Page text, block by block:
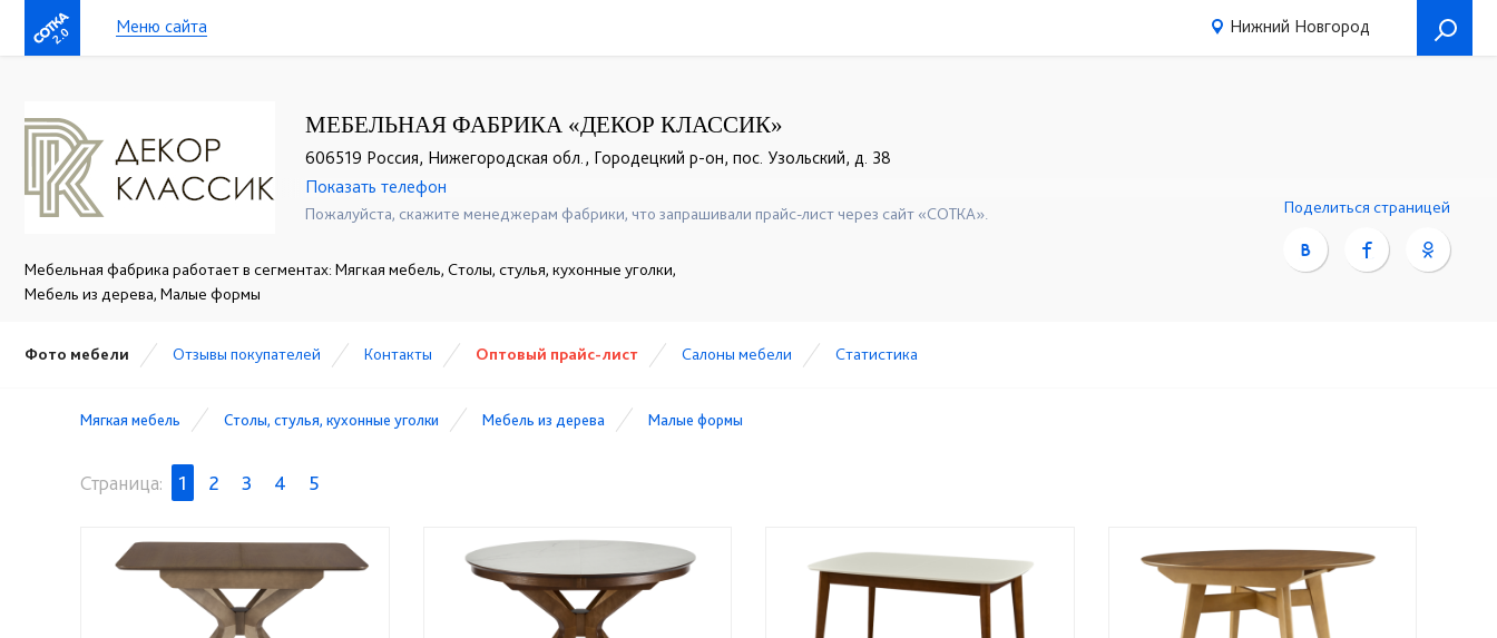
2.0 Меню сайта Нижний Новгород
МЕБЕЛЬНАЯ ФАБРИКА «ДЕКОР КЛАССИК»
606519 Россия, Нижегородская обл., Городецкий р-он, пос. Узольский, д. 38
☎+7 (831) 614-39-98
Показать телефон
Пожалуйста, скажите менеджерам фабрики, что запрашивали прайс-лист через сайт «СОТКА».
Мебельная фабрика работает в сегментах: Мягкая мебель, Столы, стулья, кухонные уголки,
Мебель из дерева, Малые формы
Поделиться страницей
Фото мебели Отзывы покупателей Контакты Оптовый прайс-лист Cалоны мебели Статистика
Мягкая мебель Столы, стулья, кухонные уголки Мебель из дерева Малые формы
Страница: 1 2 3 4 5